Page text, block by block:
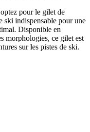
pour le gilet de
ski indispensable pour une
Disponible en
morphologies, ce gilet est
sur les pistes de ski.